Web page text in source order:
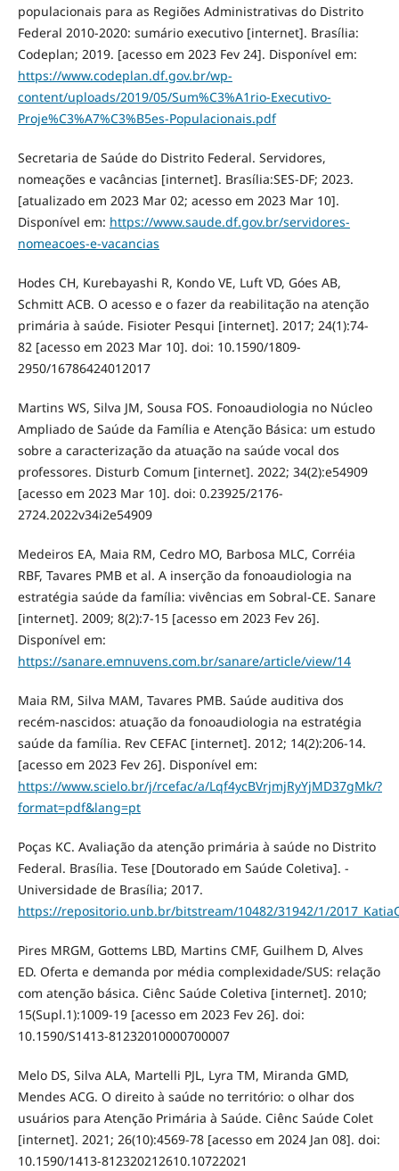
populacionais para as Regiões Administrativas do Distrito
Federal 2010-2020: sumário executivo [internet]. Brasília:
Codeplan; 2019. [acesso em 2023 Fev 24]. Disponível em:
https://www.codeplan.df.gov.br/wp-
content/uploads/2019/05/Sum%C3%A1rio-Executivo-
Proje%C3%A7%C3%B5es-Populacionais.pdf
Secretaria de Saúde do Distrito Federal. Servidores,
nomeações e vacâncias [internet]. Brasília:SES-DF; 2023.
[atualizado em 2023 Mar 02; acesso em 2023 Mar 10].
Disponível em: https://www.saude.df.gov.br/servidores-
nomeacoes-e-vacancias
Hodes CH, Kurebayashi R, Kondo VE, Luft VD, Góes AB,
Schmitt ACB. O acesso e o fazer da reabilitação na atenção
primária à saúde. Fisioter Pesqui [internet]. 2017; 24(1):74-
82 [acesso em 2023 Mar 10]. doi: 10.1590/1809-
2950/16786424012017
Martins WS, Silva JM, Sousa FOS. Fonoaudiologia no Núcleo
Ampliado de Saúde da Família e Atenção Básica: um estudo
sobre a caracterização da atuação na saúde vocal dos
professores. Disturb Comum [internet]. 2022; 34(2):e54909
[acesso em 2023 Mar 10]. doi: 0.23925/2176-
2724.2022v34i2e54909
Medeiros EA, Maia RM, Cedro MO, Barbosa MLC, Corréia
RBF, Tavares PMB et al. A inserção da fonoaudiologia na
estratégia saúde da família: vivências em Sobral-CE. Sanare
[internet]. 2009; 8(2):7-15 [acesso em 2023 Fev 26].
Disponível em:
https://sanare.emnuvens.com.br/sanare/article/view/14
Maia RM, Silva MAM, Tavares PMB. Saúde auditiva dos
recém-nascidos: atuação da fonoaudiologia na estratégia
saúde da família. Rev CEFAC [internet]. 2012; 14(2):206-14.
[acesso em 2023 Fev 26]. Disponível em:
https://www.scielo.br/j/rcefac/a/Lqf4ycBVrjmjRyYjMD37gMk/?
format=pdf&lang=pt
Poças KC. Avaliação da atenção primária à saúde no Distrito
Federal. Brasília. Tese [Doutorado em Saúde Coletiva]. -
Universidade de Brasília; 2017.
https://repositorio.unb.br/bitstream/10482/31942/1/
Pires MRGM, Gottems LBD, Martins CMF, Guilhem D, Alves
ED. Oferta e demanda por média complexidade/SUS: relação
com atenção básica. Ciênc Saúde Coletiva [internet]. 2010;
15(Supl.1):1009-19 [acesso em 2023 Fev 26]. doi:
10.1590/S1413-81232010000700007
Melo DS, Silva ALA, Martelli PJL, Lyra TM, Miranda GMD,
Mendes ACG. O direito à saúde no território: o olhar dos
usuários para Atenção Primária à Saúde. Ciênc Saúde Colet
[internet]. 2021; 26(10):4569-78 [acesso em 2024 Jan 08]. doi:
10.1590/1413-812320212610.10722021